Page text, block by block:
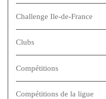
Challenge Ile-de-France
Clubs
Compétitions
Compétitions de la ligue